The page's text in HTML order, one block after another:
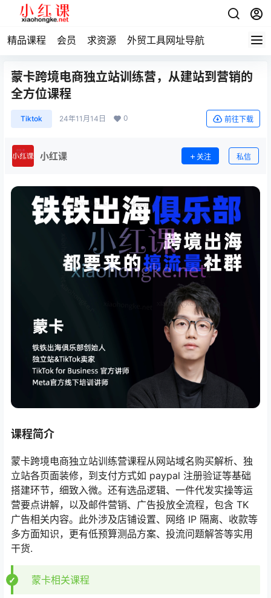
精品课程 会员 求资源 外贸工具网址导航
蒙卡跨境电商独立站训练营，从建站到营销的
全方位课程
Tiktok 24年11月14日 0 前往下载
小红课 关注 私信
课程简介
蒙卡跨境电商独立站训练营课程从网站域名购买解析、独
立站各页面装修，到支付方式如 paypal 注册验证等基础
搭建环节，细致入微。还有选品逻辑、一件代发实操等运
营要点讲解，以及邮件营销、广告投放全流程，包含 TK
广告相关内容。此外涉及店铺设置、网络 IP 隔离、收款等
多方面知识，更有低预算测品方案、投流问题解答等实用
干货.
蒙卡相关课程